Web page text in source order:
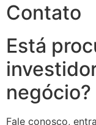
Contato
Está
negócio?
Fale conosco,